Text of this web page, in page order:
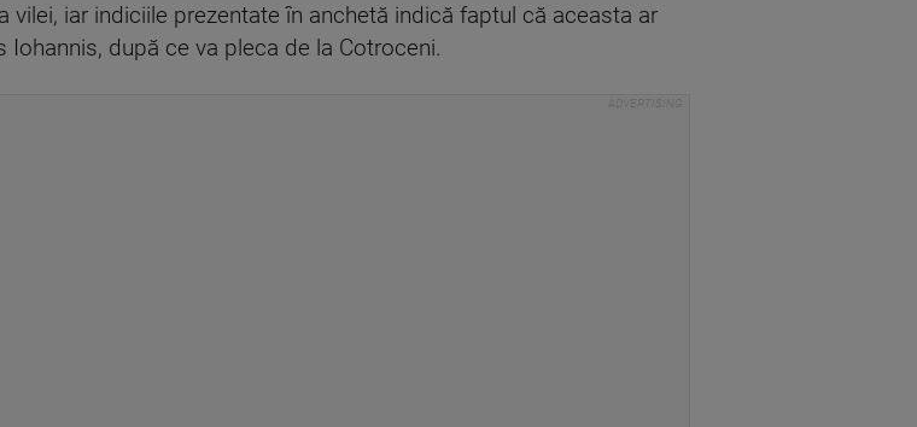
vilei, iar indiciile prezentate în anchetă indică faptul că aceasta ar
după ce va pleca de la Cotroceni.